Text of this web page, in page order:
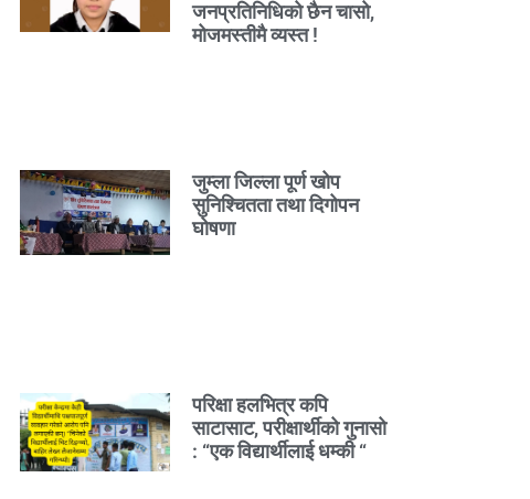
जनप्रतिनिधिको छैन चासो,
मोजमस्तीमै व्यस्त !
जुम्ला जिल्ला पूर्ण खोप
सुनिश्चितता तथा दिगोपन
घोषणा
परिक्षा हलभित्र कपि
साटासाट, परीक्षार्थीको गुनासो
: “एक विद्यार्थीलाई धम्की “